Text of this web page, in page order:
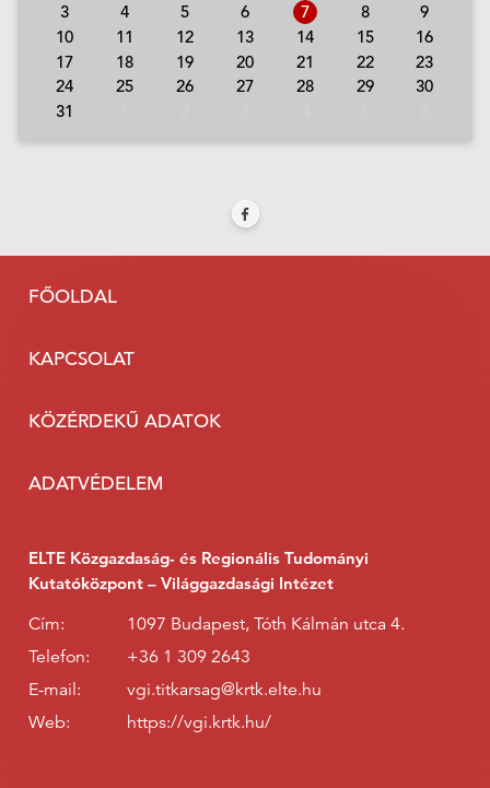
3
4 5 6 7 8
9
10
11 12 13 14 15
16
17
18 19 20 21 22
23
24
25 26 27 28 29
30
31
FŐOLDAL
KAPCSOLAT
KÖZÉRDEKŰ ADATOK
ADATVÉDELEM
ELTE Közgazdaság- és Regionális Tudományi
Kutatóközpont – Világgazdasági Intézet
Cím:
1097 Budapest, Tóth Kálmán utca 4.
Telefon:
+36 1 309 2643
E-mail:
vgi.titkarsag@krtk.elte.hu
Web:
https://vgi.krtk.hu/